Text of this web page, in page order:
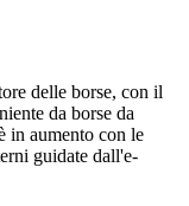
delle borse, con il
da borse da
in aumento con le
guidate dall'e-